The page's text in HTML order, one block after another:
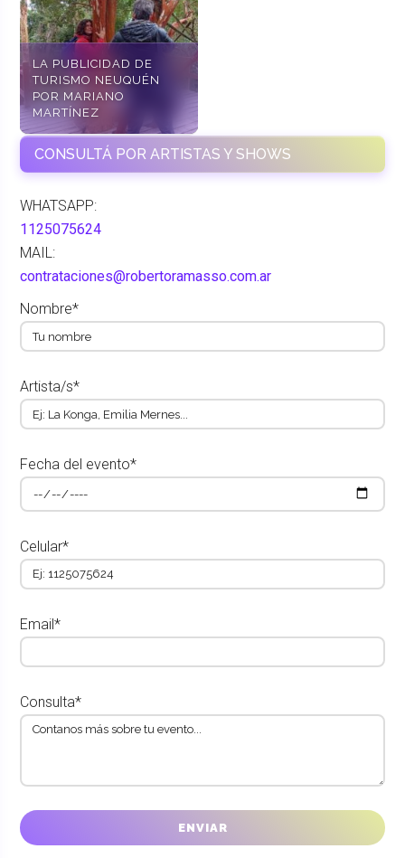
LA PUBLICIDAD DE
TURISMO NEUQUÉN
POR MARIANO
MARTÍNEZ
CONSULTÁ POR ARTISTAS Y SHOWS
WHATSAPP:
1125075624
MAIL:
contrataciones@robertoramasso.com.ar
Nombre*
Artista/s*
Fecha del evento*
Celular*
Email*
Consulta*